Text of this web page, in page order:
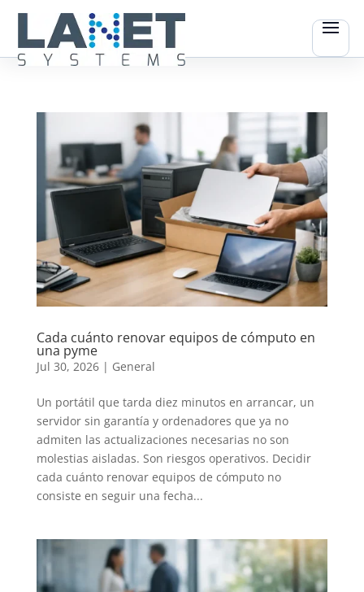
Cada cuánto renovar equipos de cómputo en
una pyme
Jul 30, 2026| General
Un portátil que tarda diez minutos en arrancar, un
servidor sin garantía y ordenadores que ya no
admiten las actualizaciones necesarias no son
molestias aisladas. Son riesgos operativos. Decidir
cada cuánto renovar equipos de cómputo no
consiste en seguir una fecha...